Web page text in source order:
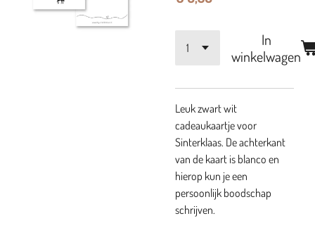
In
winkelwagen
Leuk zwart wit
cadeaukaartje voor
Sinterklaas. De achterkant
van de kaart is blanco en
hierop kun je een
persoonlijk boodschap
schrijven.